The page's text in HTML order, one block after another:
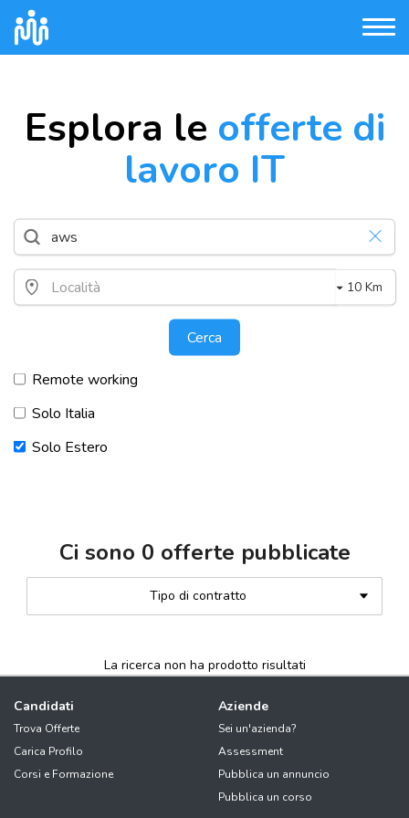
Esplora le offerte di
lavoro IT
10 Km
Cerca
Remote working
Solo Italia
Solo Estero
Ci sono 0 offerte pubblicate
Tipo di contratto
La ricerca non ha prodotto risultati
Candidati
Trova Offerte
Carica Profilo
Corsi e Formazione
Aziende
Sei un'azienda?
Assessment
Pubblica un annuncio
Pubblica un corso